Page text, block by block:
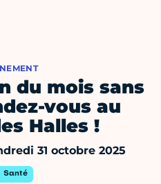
du mois sans
vous au
Halles !
31 octobre 2025
Santé